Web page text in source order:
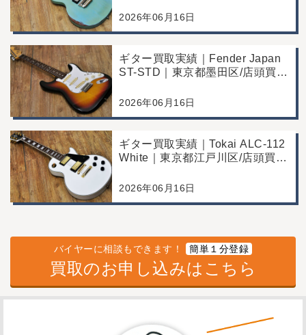
例
2026年06月16日
ギター買取実績｜Fender Japan
ST-STD｜東京都墨田区/店頭買
2026年06月16日
ギター買取実績｜Tokai ALC-112
White｜東京都江戸川区/店頭買
2026年06月16日
バイヤーに相談もできます！ 簡単１分登録
買取のお申し込みはこちら